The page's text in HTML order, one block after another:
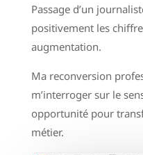
Passage d’un
positivement les
augmentation.
Ma reconversion
m’interroger sur le
opportunité pour
métier.